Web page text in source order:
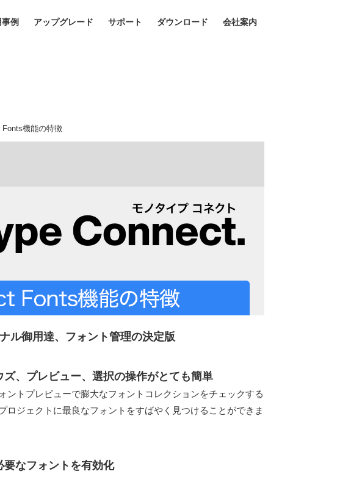
例 アップグレード サポート ダウンロード 会社案内
Fonts機能の特徴
ル御用達、フォント管理の決定版
ズ、プレビュー、選択の操作がとても簡単
ントプレビューで膨大なフォントコレクションをチェックする
ロジェクトに最良なフォントをすばやく見つけることができま
なフォントを有効化